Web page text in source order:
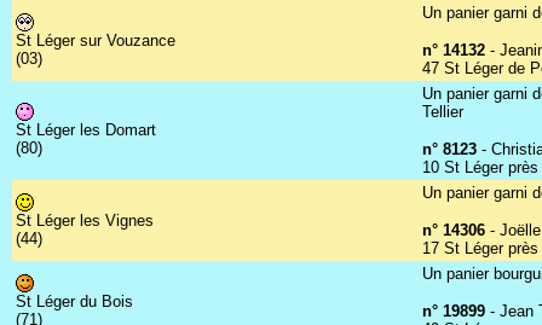
St Léger sur Vouzance
(03)
Un panier garni
n° 14132 -
47 St Léger de
St Léger les Domart
(80)
Un panier garni
Tellier
n° 8123 -
10 St Léger
St Léger les Vignes
(44)
Un panier garni
n° 14306 -
17 St Léger
St Léger du Bois
(71)
Un panier
n° 19899 - Jean